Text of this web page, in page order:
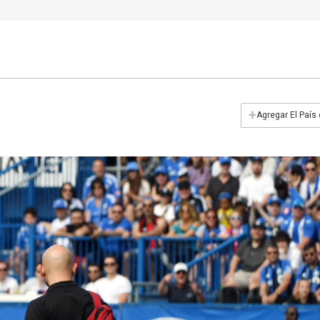
+Agregar El País